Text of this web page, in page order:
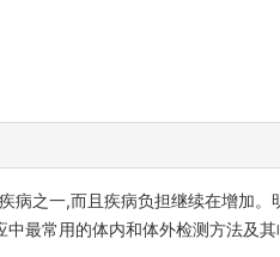
病之一,而且疾病负担继续在增加
最常用的体内和体外检测方法及其